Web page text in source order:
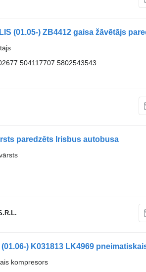
504117707 5802543543
paredzēts Irisbus autobusa
kompresors